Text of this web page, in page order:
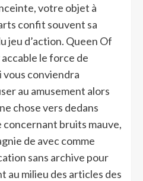
votre objet à
confit souvent sa
jeu d’action. Queen Of
le force de
conviendra
au amusement alors
chose vers dedans
concernant bruits mauve,
de avec comme
sans archive pour
au milieu des articles des